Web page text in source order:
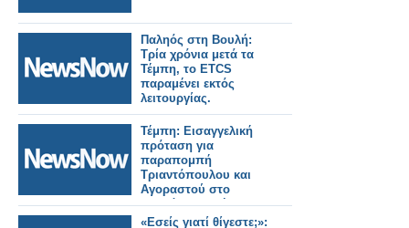
Παληός στη Βουλή:
Τρία χρόνια μετά τα
Τέμπη, το ETCS
παραμένει εκτός
λειτουργίας.
Τέμπη: Εισαγγελική
πρόταση για
παραπομπή
Τριαντόπουλου και
Αγοραστού στο
Ειδικό Δικαστήριο.
«Εσείς γιατί θίγεστε;»: